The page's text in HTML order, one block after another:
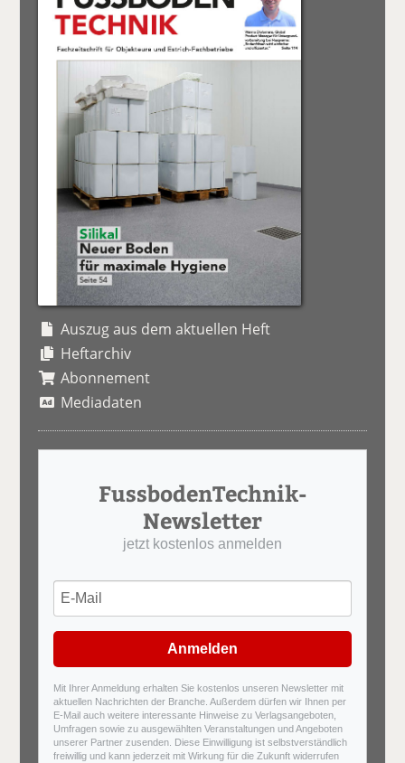
Auszug aus dem aktuellen Heft
Heftarchiv
Abonnement
Mediadaten
FussbodenTechnik-
Newsletter
jetzt kostenlos anmelden
Anmelden
Mit Ihrer Anmeldung erhalten Sie kostenlos unseren Newsletter mit
aktuellen Nachrichten der Branche. Außerdem dürfen wir Ihnen per
E-Mail auch weitere interessante Hinweise zu Verlagsangeboten,
Umfragen sowie zu ausgewählten Veranstaltungen und Angeboten
unserer Partner zusenden. Diese Einwilligung ist selbstverständlich
freiwillig und kann jederzeit mit Wirkung für die Zukunft widerrufen